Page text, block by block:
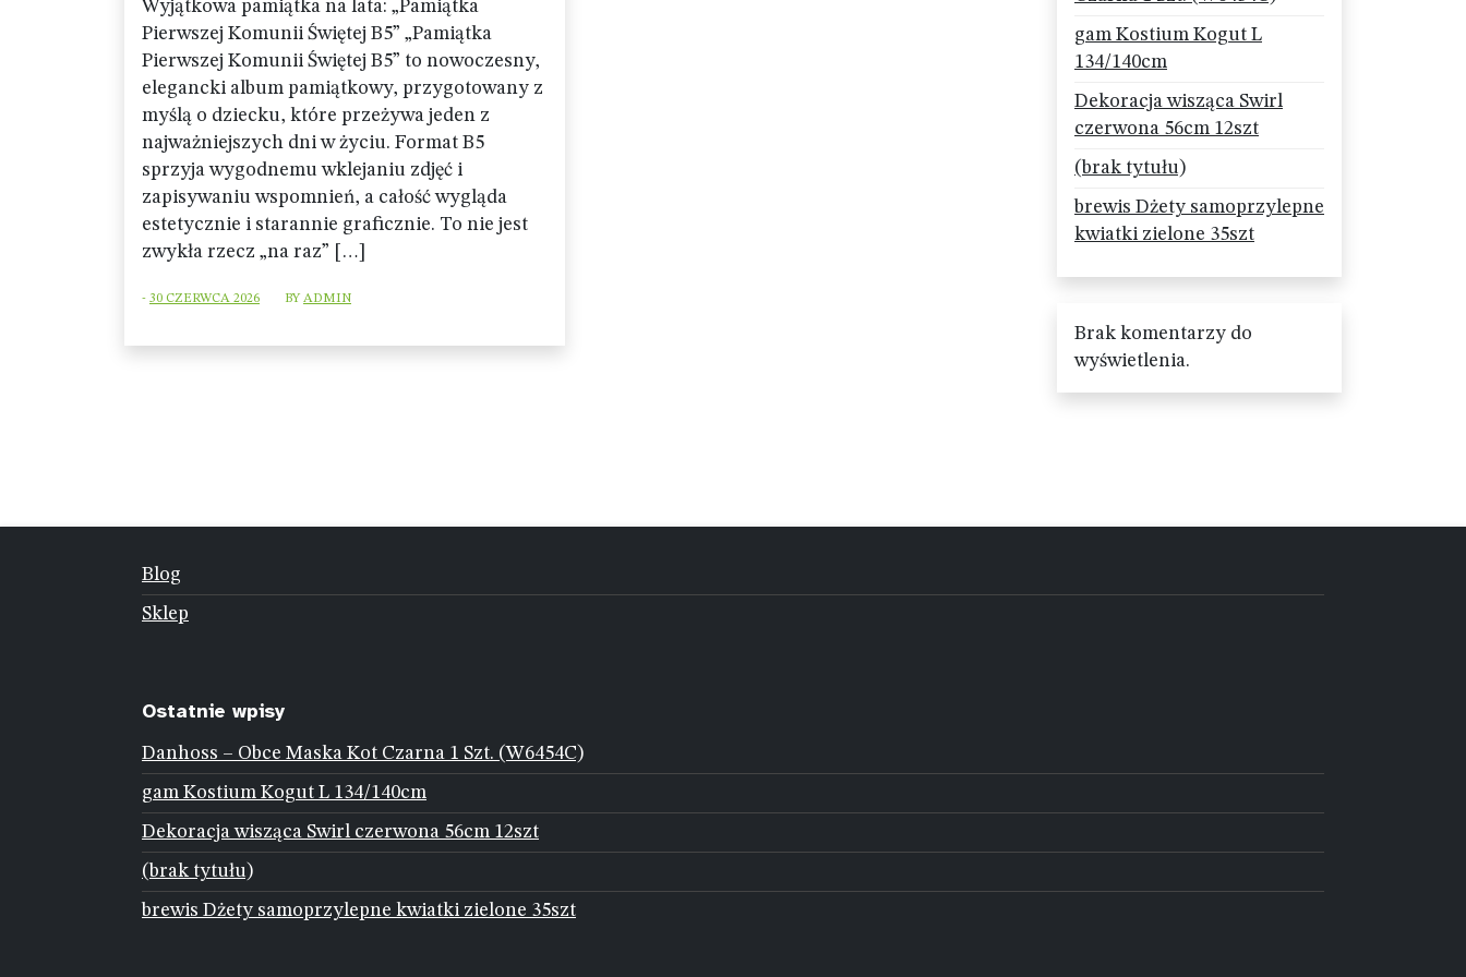
Wyjątkowa pamiątka na lata: „Pamiątka
Pierwszej Komunii Świętej B5” „Pamiątka
Pierwszej Komunii Świętej B5” to nowoczesny,
elegancki album pamiątkowy, przygotowany z
myślą o dziecku, które przeżywa jeden z
najważniejszych dni w życiu. Format B5
sprzyja wygodnemu wklejaniu zdjęć i
zapisywaniu wspomnień, a całość wygląda
estetycznie i starannie graficznie. To nie jest
zwykła rzecz „na raz” […]
- 30 CZERWCA 2026 BY ADMIN
gam Kostium Kogut L
134/140cm
Dekoracja wisząca Swirl
czerwona 56cm 12szt
(brak tytułu)
brewis Dżety samoprzylepne
kwiatki zielone 35szt
Brak komentarzy do
wyświetlenia.
Blog
Sklep
Ostatnie wpisy
Danhoss – Obce Maska Kot Czarna 1 Szt. (W6454C)
gam Kostium Kogut L 134/140cm
Dekoracja wisząca Swirl czerwona 56cm 12szt
(brak tytułu)
brewis Dżety samoprzylepne kwiatki zielone 35szt